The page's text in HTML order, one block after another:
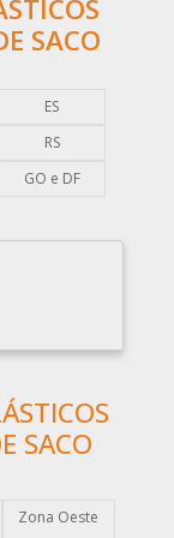
SACO
ES
RS
GO e DF
SACO
Zona Oeste